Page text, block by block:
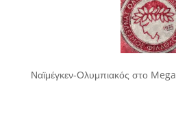
Ναϊμέγκεν-Ολυμπιακός στο Mega